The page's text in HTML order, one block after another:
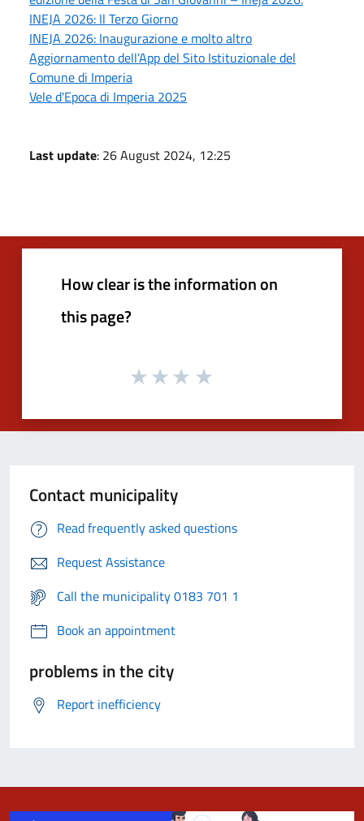
INEJA 2026: Il Terzo Giorno
INEJA 2026: Inaugurazione e molto altro
Aggiornamento dell’App del Sito Istituzionale del
Comune di Imperia
Vele d'Epoca di Imperia 2025
Last update: 26 August 2024, 12:25
How clear is the information on
this page?
Contact municipality
Read frequently asked questions
Request Assistance
Call the municipality 0183 701 1
Book an appointment
problems in the city
Report inefficiency